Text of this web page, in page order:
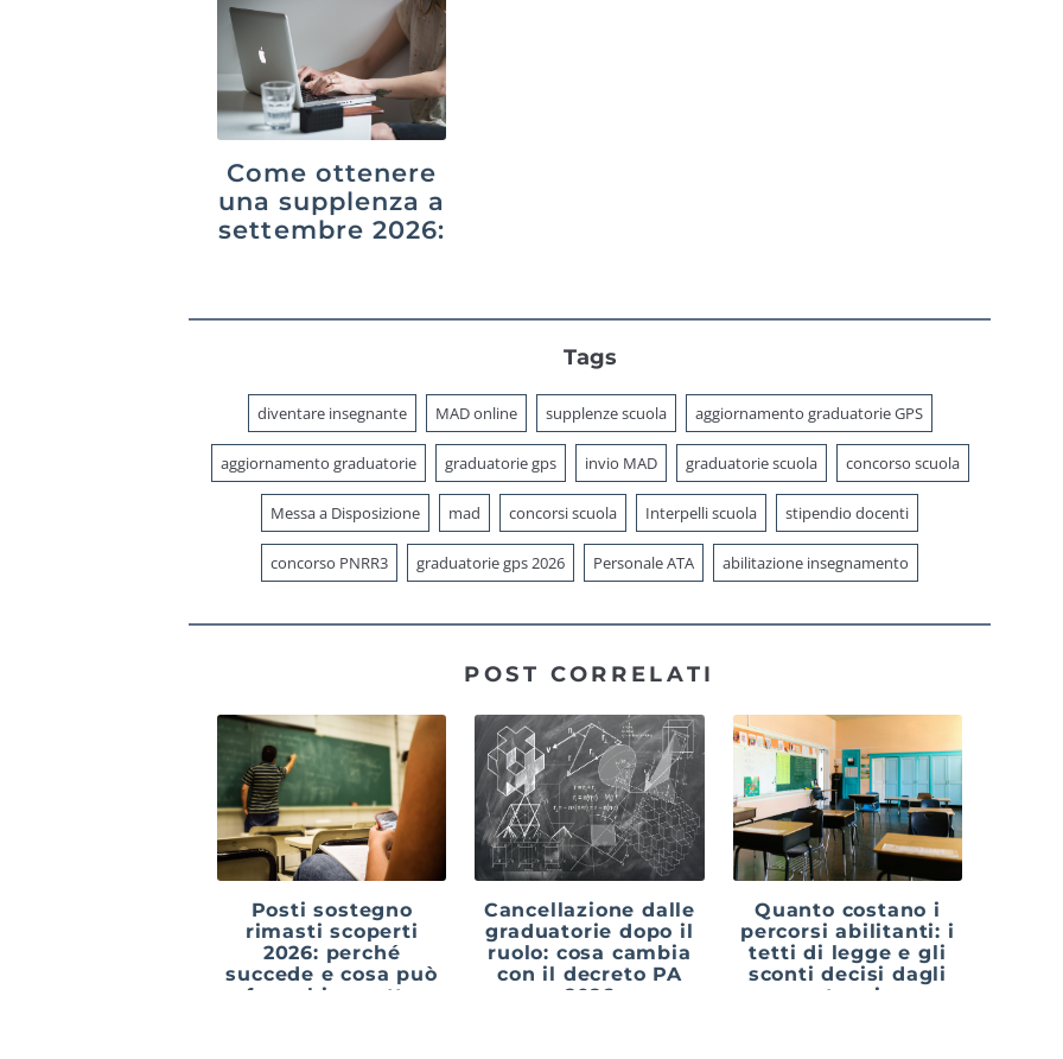
Come ottenere
una supplenza a
settembre 2026:
istituto e
Tags
diventare insegnante MAD online supplenze scuola aggiornamento graduatorie GPS
aggiornamento graduatorie graduatorie gps invio MAD graduatorie scuola concorso scuola
Messa a Disposizione mad concorsi scuola Interpelli scuola stipendio docenti
concorso PNRR3 graduatorie gps 2026 Personale ATA abilitazione insegnamento
POST CORRELATI
Posti sostegno
rimasti scoperti
2026: perché
succede e cosa può
fare chi aspetta
Cancellazione dalle
graduatorie dopo il
ruolo: cosa cambia
con il decreto PA
2026
Quanto costano i
percorsi abilitanti: i
tetti di legge e gli
sconti decisi dagli
atenei